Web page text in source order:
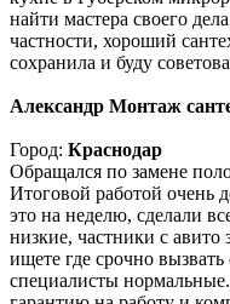
найти мастера своего
частности, хороший
сохранила и буду
Александр Монтаж
Город: Краснодар
Обращался по замене
Итоговой работой очень
это на неделю, сделали
низкие, частники с авито
ищете где срочно
специалисты